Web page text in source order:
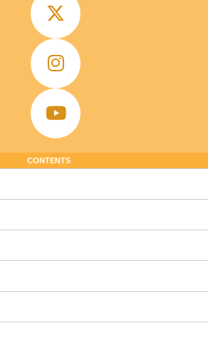
CONTENTS